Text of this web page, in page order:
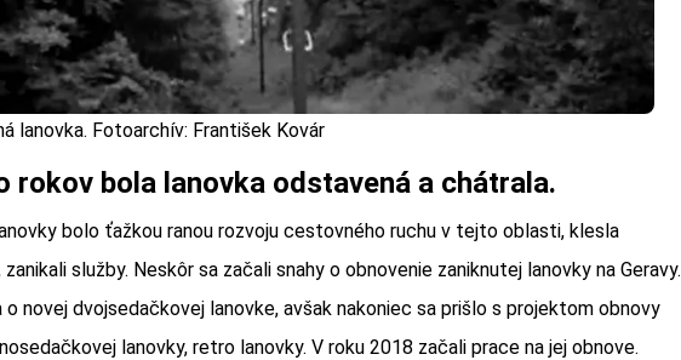
lanovka. Fotoarchív: František Kovár
rokov bola lanovka odstavená a chátrala.
bolo ťažkou ranou rozvoju cestovného ruchu v tejto oblasti, klesla
služby. Neskôr sa začali snahy o obnovenie zaniknutej lanovky na Geravy.
o novej dvojsedačkovej lanovke, avšak nakoniec sa prišlo s projektom obnovy
lanovky, retro lanovky. V roku 2018 začali prace na jej obnove.